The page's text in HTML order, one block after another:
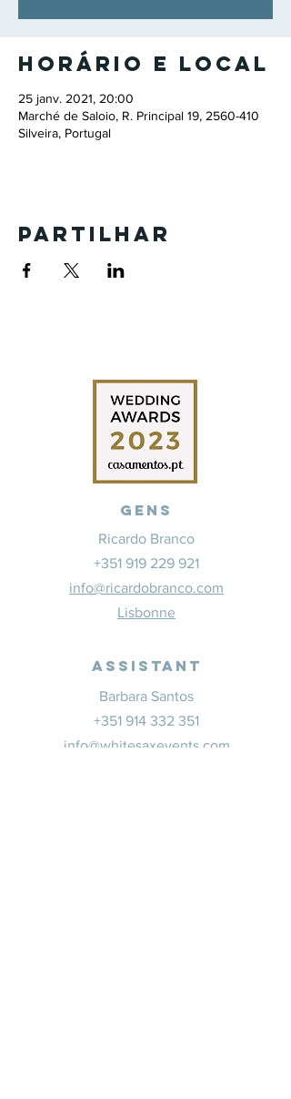
Horário e local
25 janv. 2021, 20:00
Marché de Saloio, R. Principal 19, 2560-410
Silveira, Portugal
Partilhar
Gens
Ricardo Branco
+351 919 229 921
info@ricardobranco.com
Lisbonne
Assistant
Barbara Santos
+351 914 332 351
info@whitesaxevents.com